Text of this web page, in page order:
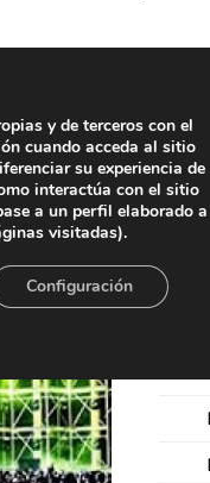
y de terceros con el
cuando acceda al sitio
su experiencia de
interactúa con el sitio
a un perfil elaborado a
visitadas).
Configuración